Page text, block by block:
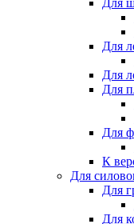
Для
Для
Для
Для
Для
К
Для
Для
Для